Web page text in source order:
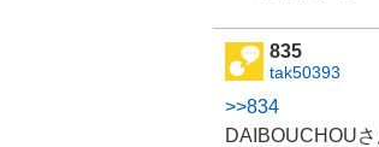
835
tak50393
>>834
DAIBOUCHOU